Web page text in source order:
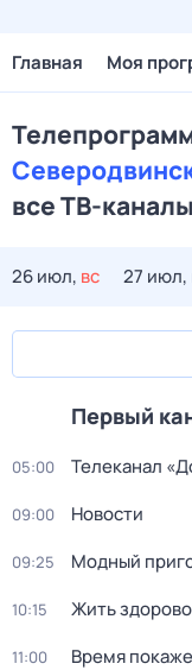
Главная Моя
все ТВ-каналы
26 июл, вс 27 июл,
Первый
05:00 Телеканал
09:00 Новости
09:25 Модный
10:15 Жить
11:00 Время